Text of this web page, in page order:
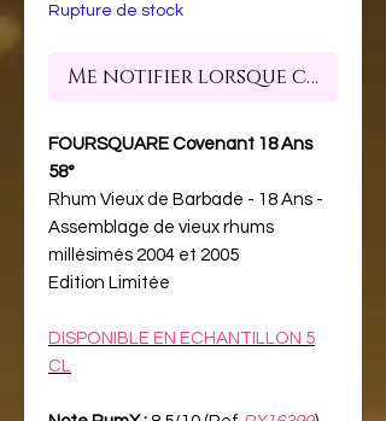
Rupture de stock
Me notifier lorsque cet
FOURSQUARE Covenant 18 Ans
58°
Rhum Vieux de Barbade - 18 Ans -
Assemblage de vieux rhums
millésimés 2004 et 2005
Edition Limitée
DISPONIBLE EN ECHANTILLON 5
CL